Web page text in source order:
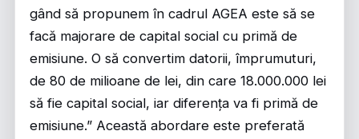
gând să propunem în cadrul AGEA este să se
facă majorare de capital social cu primă de
emisiune. O să convertim datorii, împrumuturi,
de 80 de milioane de lei, din care 18.000.000 lei
să fie capital social, iar diferența va fi primă de
emisiune.” Această abordare este preferată